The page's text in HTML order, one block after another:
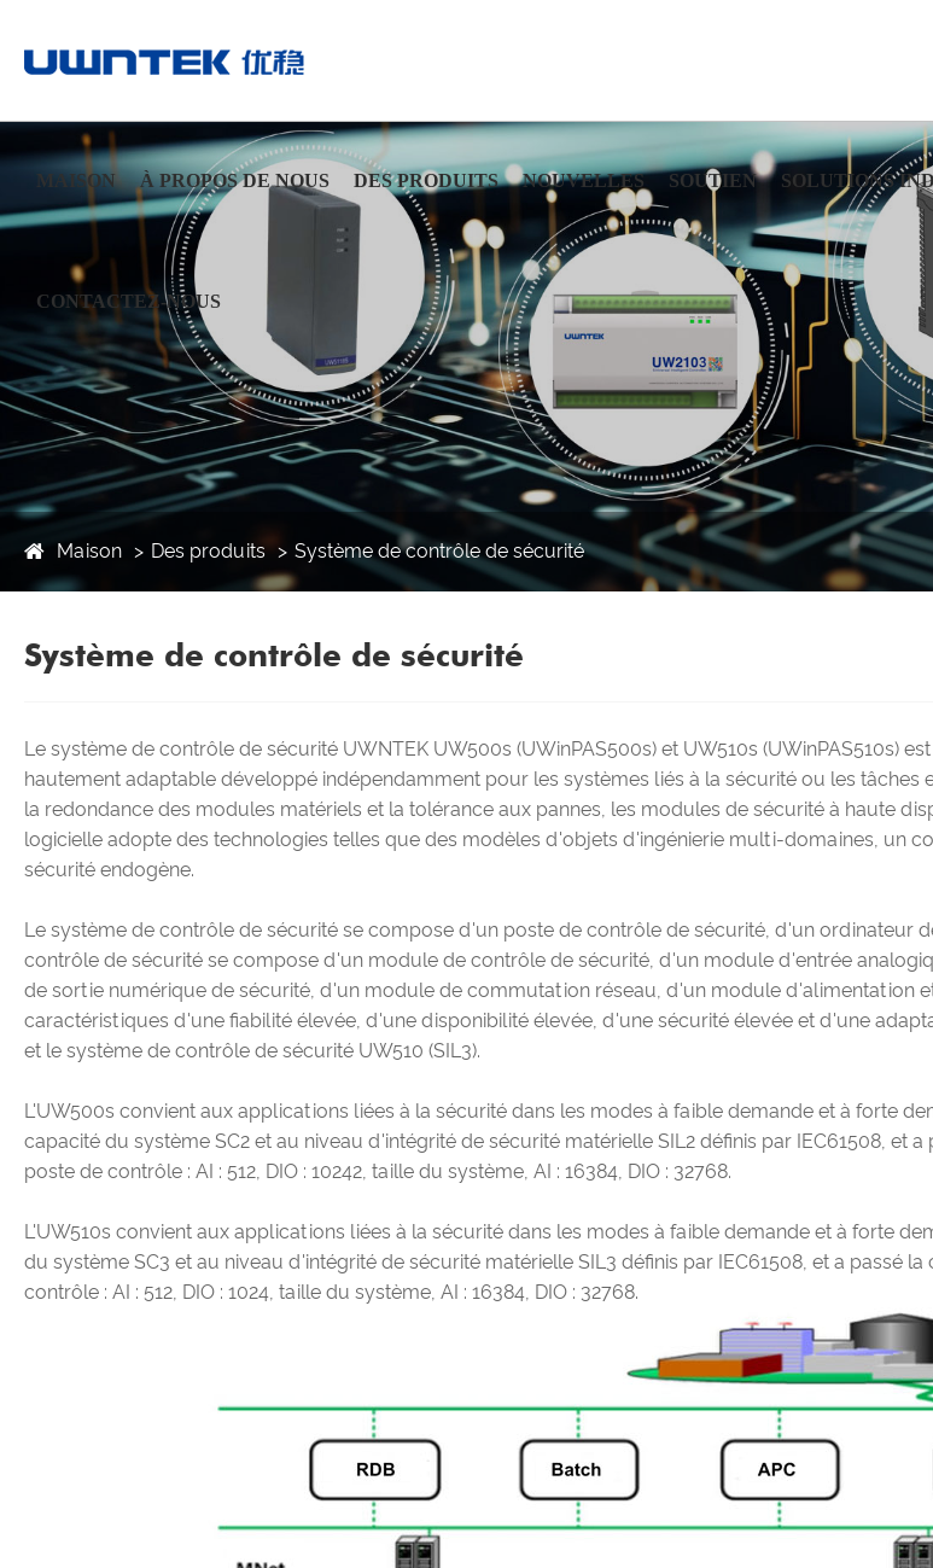
MAISON À PROPOS DE NOUS DES PRODUITS NOUVELLES SOUTIEN SOLUTIONS
CONTACTEZ-NOUS
Maison Des produits Système de contrôle de sécurité
Système de contrôle de sécurité
Le système de contrôle de sécurité UWNTEK UW500s (UWinPAS500s) et UW510s (UWinPAS510s)
hautement adaptable développé indépendamment pour les systèmes liés à la sécurité ou les
la redondance des modules matériels et la tolérance aux pannes, les modules de sécurité à haute
logicielle adopte des technologies telles que des modèles d'objets d'ingénierie multi-domaines, un
sécurité endogène.
Le système de contrôle de sécurité se compose d'un poste de contrôle de sécurité, d'un
contrôle de sécurité se compose d'un module de contrôle de sécurité, d'un module d'entrée
de sortie numérique de sécurité, d'un module de commutation réseau, d'un module d'alimentation
caractéristiques d'une fiabilité élevée, d'une disponibilité élevée, d'une sécurité élevée et d'une
et le système de contrôle de sécurité UW510 (SIL3).
L'UW500s convient aux applications liées à la sécurité dans les modes à faible demande et à forte
capacité du système SC2 et au niveau d'intégrité de sécurité matérielle SIL2 définis par IEC61508, et
poste de contrôle : AI : 512, DIO : 10242, taille du système, AI : 16384, DIO : 32768.
L'UW510s convient aux applications liées à la sécurité dans les modes à faible demande et à forte
du système SC3 et au niveau d'intégrité de sécurité matérielle SIL3 définis par IEC61508, et a passé
contrôle : AI : 512, DIO : 1024, taille du système, AI : 16384, DIO : 32768.